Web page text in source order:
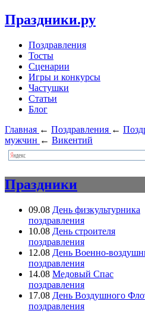
Праздники.ру
Поздравления
Тосты
Сценарии
Игры и конкурсы
Частушки
Статьи
Блог
Главная ← Поздравления ←
мужчин ← Викентий
Праздники
09.08 День физкультурника
поздравления
10.08 День строителя
поздравления
12.08 День Военно-
поздравления
14.08 Медовый Спас
поздравления
17.08 День Воздушного
поздравления